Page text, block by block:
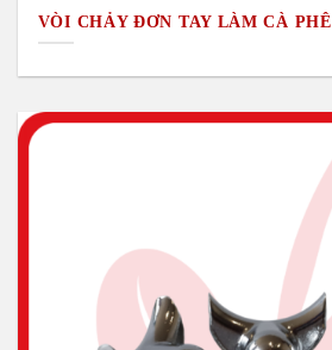
VÒI CHẢY ĐƠN TAY LÀM CÀ PHÊ